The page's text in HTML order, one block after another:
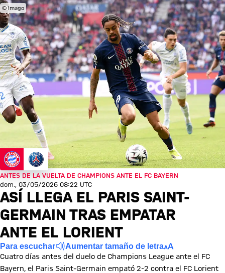
© Imago
ANTES DE LA VUELTA DE CHAMPIONS ANTE EL FC BAYERN
dom., 03/05/2026 08:22 UTC
ASÍ LLEGA EL PARIS SAINT-
GERMAIN TRAS EMPATAR
ANTE EL LORIENT
Para escuchar Aumentar tamaño de letra
Cuatro días antes del duelo de Champions League ante el FC
Bayern, el Paris Saint-Germain empató 2-2 contra el FC Lorient